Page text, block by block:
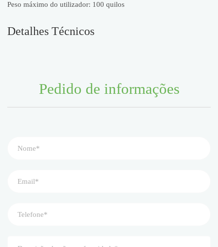
Peso máximo do utilizador: 100 quilos
Detalhes Técnicos
Pedido de informações